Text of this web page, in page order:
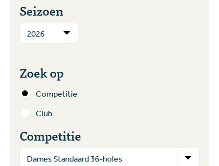
Seizoen
Zoek op
Competitie
Club
Competitie